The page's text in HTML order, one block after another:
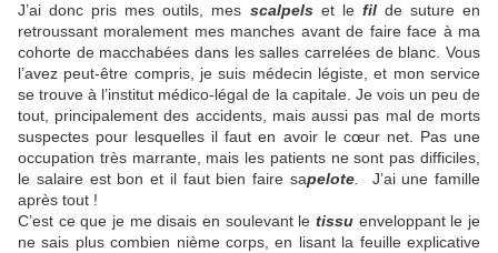
J’ai donc pris mes outils, mes scalpelset le filde suture en
retroussant moralement mes manches avant de faire face à ma
cohorte de macchabées dans les salles carrelées de blanc. Vous
l’avez peut-être compris, je suis médecin légiste, et mon service
se trouve à l’institut médico-légal de la capitale. Je vois un peu de
tout, principalement des accidents, mais aussi pas mal de morts
suspectes pour lesquelles il faut en avoir le cœur net. Pas une
occupation très marrante, mais les patients ne sont pas difficiles,
le salaire est bon et il faut bien faire sapelote.
J’ai une famille
après tout !
C’est ce que je me disais en soulevant le tissu enveloppant le je
ne sais plus combien nième corps, en lisant la feuille explicative